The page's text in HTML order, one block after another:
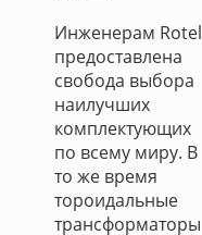
Инженерам Rotel
предоставлена
свобода выбора
наилучших
комплектующих
по всему миру. В
то же время
тороидальные
трансформаторы